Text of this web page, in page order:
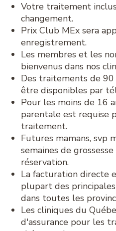
Votre traitement
changement.
Prix Club MEx sera
enregistrement.
Les membres et les
bienvenus dans nos
Des traitements de
être disponibles par
Pour les moins de 16
parentale est requise
traitement.
Futures mamans, svp
semaines de
réservation.
La facturation directe
plupart des
dans toutes les
Les cliniques du
d'assurance pour les